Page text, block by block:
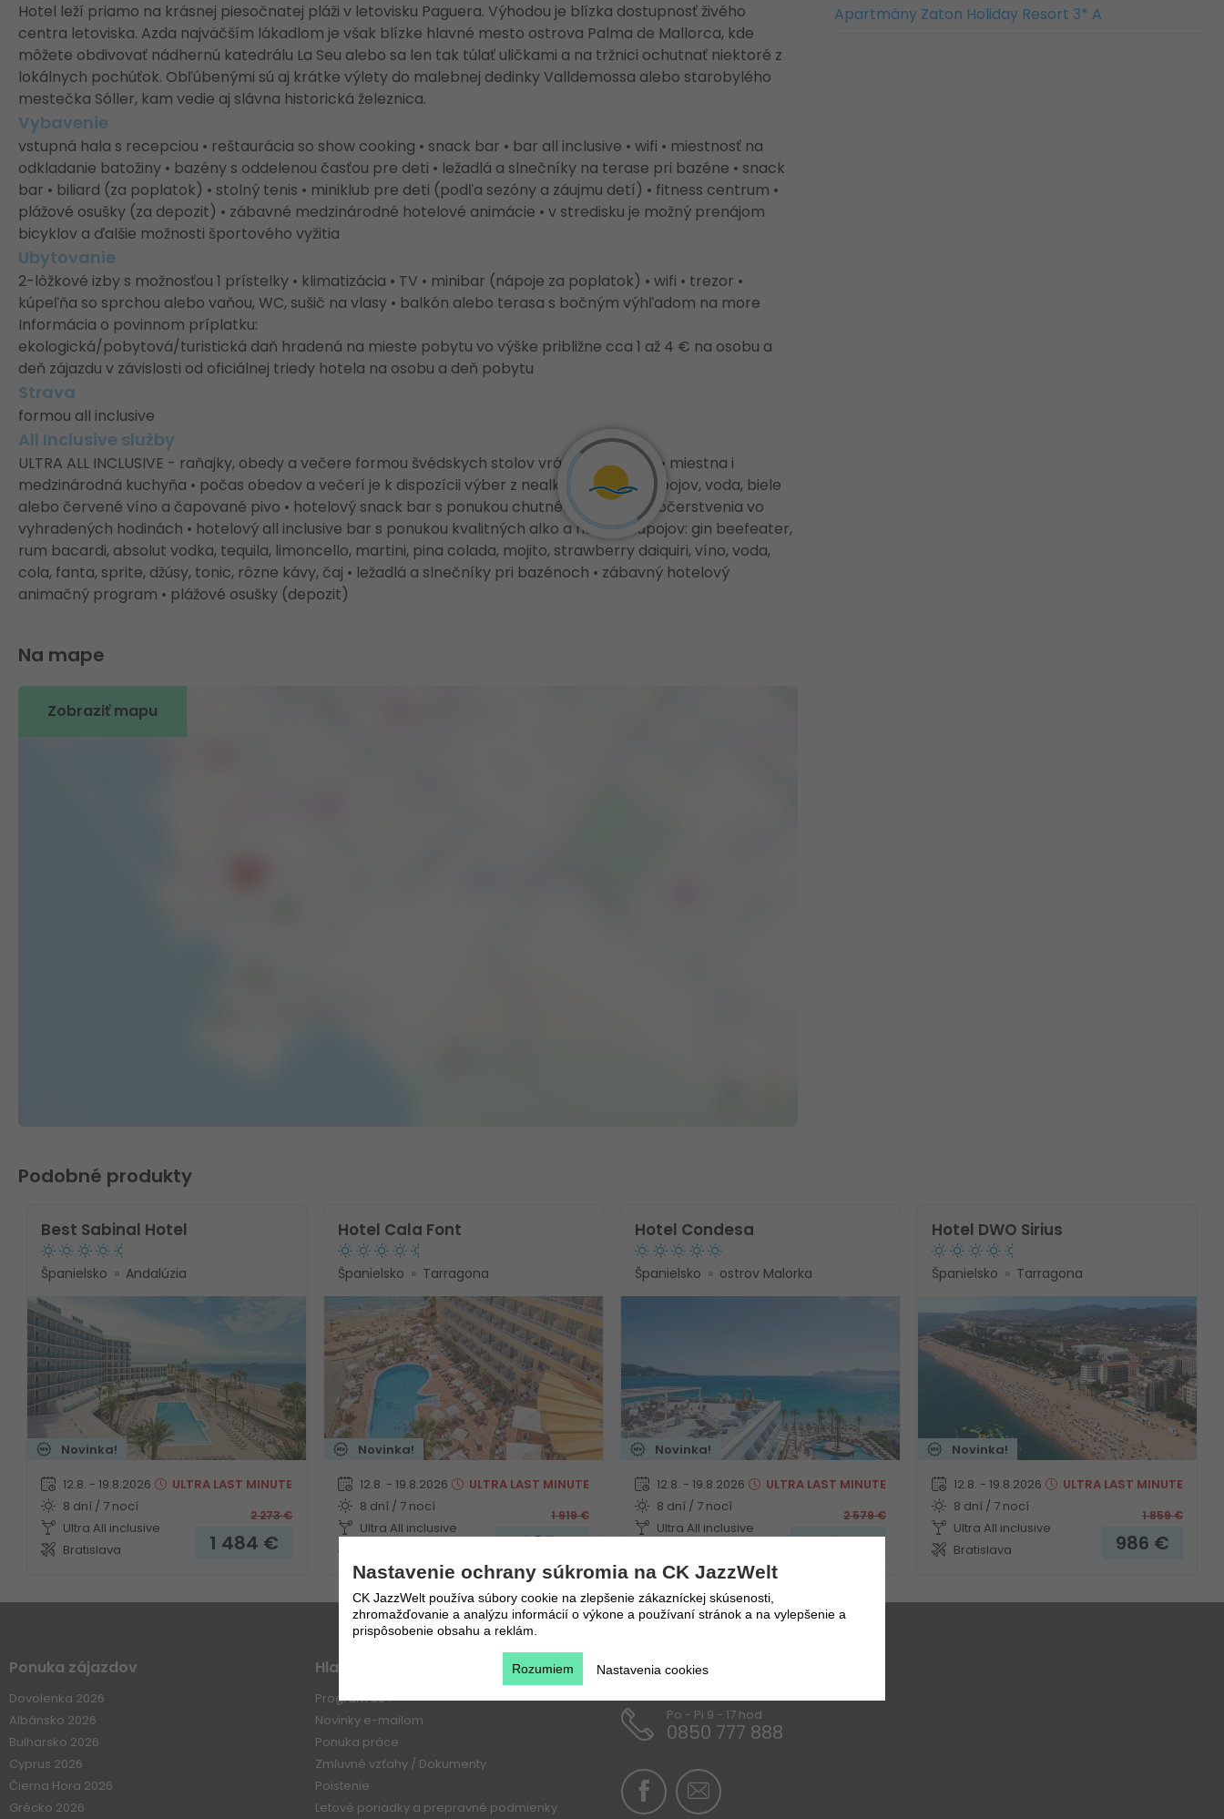
Hotel leží priamo na krásnej piesočnatej pláži v letovisku Paguera. Výhodou je blízka dostupnosť živého
centra letoviska. Azda najväčším lákadlom je však blízke hlavné mesto ostrova Palma de Mallorca, kde
môžete obdivovať nádhernú katedrálu La Seu alebo sa len tak túlať uličkami a na tržnici ochutnať niektoré z
lokálnych pochúťok. Obľúbenými sú aj krátke výlety do malebnej dedinky Valldemossa alebo starobylého
mestečka Sóller, kam vedie aj slávna historická železnica.
Vybavenie
vstupná hala s recepciou • reštaurácia so show cooking • snack bar • bar all inclusive • wifi • miestnosť na
odkladanie batožiny • bazény s oddelenou časťou pre deti • ležadlá a slnečníky na terase pri bazéne • snack
bar • biliard (za poplatok) • stolný tenis • miniklub pre deti (podľa sezóny a záujmu detí) • fitness centrum •
plážové osušky (za depozit) • zábavné medzinárodné hotelové animácie • v stredisku je možný prenájom
bicyklov a ďalšie možnosti športového vyžitia
Ubytovanie
2-lôžkové izby s možnosťou 1 prístelky • klimatizácia • TV • minibar (nápoje za poplatok) • wifi • trezor •
kúpeľňa so sprchou alebo vaňou, WC, sušič na vlasy • balkón alebo terasa s bočným výhľadom na more
Informácia o povinnom príplatku:
ekologická/pobytová/turistická daň hradená na mieste pobytu vo výške približne cca 1 až 4 € na osobu a
deň zájazdu v závislosti od oficiálnej triedy hotela na osobu a deň pobytu
Strava
formou all inclusive
All Inclusive služby
ULTRA ALL INCLUSIVE - raňajky, obedy a večere formou švédskych stolov vrátane nápojov • miestna i
medzinárodná kuchyňa • počas obedov a večerí je k dispozícii výber z nealkoholických nápojov, voda, biele
alebo červené víno a čapované pivo • hotelový snack bar s ponukou chutného ľahkého občerstvenia vo
vyhradených hodinách • hotelový all inclusive bar s ponukou kvalitných alko a nealko nápojov: gin beefeater,
rum bacardi, absolut vodka, tequila, limoncello, martini, pina colada, mojito, strawberry daiquiri, víno, voda,
cola, fanta, sprite, džúsy, tonic, rôzne kávy, čaj • ležadlá a slnečníky pri bazénoch • zábavný hotelový
animačný program • plážové osušky (depozit)
Na mape
Zobraziť mapu
Apartmány Zaton Holiday Resort 3* A
Podobné produkty
Best Sabinal Hotel
Španielsko Andalúzia
Novinka!
12.8. - 19.8.2026
8 dní / 7 nocí
Ultra All inclusive
Bratislava
ULTRA LAST MINUTE
2 273€
1 484 €
Hotel Cala Font
Španielsko Tarragona
Novinka!
12.8. - 19.8.2026
8 dní / 7 nocí
Ultra All inclusive
ULTRA LAST MINUTE
1 919€
1 035€
Hotel Condesa
Španielsko ostrov Malorka
Novinka!
12.8. - 19.8.2026
8 dní / 7 nocí
Ultra All inclusive
ULTRA LAST MINUTE
2 579€
1 494€
Hotel DWO Sirius
Španielsko Tarragona
Novinka!
12.8. - 19.8.2026
8 dní / 7 nocí
Ultra All inclusive
Bratislava
ULTRA LAST MINUTE
1 859€
986 €
Ponuka zájazdov
Dovolenka 2026
Albánsko 2026
Bulharsko 2026
Cyprus 2026
Čierna Hora 2026
Grécko 2026
Hlavné Menu
Program 60+
Novinky e-mailom
Ponuka práce
Zmluvné vzťahy / Dokumenty
Poistenie
Letové poriadky a prepravné podmienky
Po - Pi 9 - 17 hod
0850 777 888
Nastavenie ochrany súkromia na CK JazzWelt
CK JazzWelt používa súbory cookie na zlepšenie zákazníckej skúsenosti,
zhromažďovanie a analýzu informácií o výkone a používaní stránok a na vylepšenie a
prispôsobenie obsahu a reklám.
Nastavenia cookies
Rozumiem